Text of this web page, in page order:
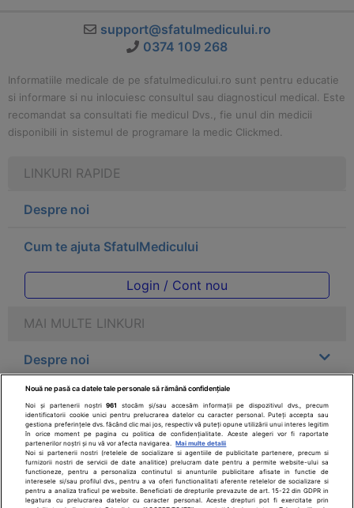
support@sfatulmedicului.ro
0374 109 268
Informatiile medicale de pe sfatulmedicului.ro sunt pentru educatie
si informare si nu inlocuiesc consultul sau diagnosticul medical. Este
recomandat sa consultati fie medicul Dvs., fie unul din medicii
disponibili in sistemul de programare la medic Clickmed.
LINKURI RAPIDE
Despre noi
Cum te ajuta SfatulMedicului
Login / Cont nou
MAI MULTE LINKURI
Despre noi
Legal
Drepturile consumatorului
Parteneri
Nouă ne pasă ca datele tale personale să rămână confidențiale
Noi și partenerii noștri961
stocăm și/sau accesăm informații pe dispozitivul dvs., precum
identificatorii cookie unici pentru prelucrarea datelor cu caracter personal. Puteți accepta sau
gestiona preferințele dvs. făcând clic mai jos, respectiv vă puteți opune utilizării unui interes legitim
în orice moment pe pagina cu politica de confidențialitate. Aceste alegeri vor fi raportate
partenerilor noștri și nu vă vor afecta navigarea.
Mai multe detalii
Noi si partenerii nostri (retelele de socializare si agentiile de publicitate partenere, precum si
furnizorii nostri de servicii de date analitice) prelucram date pentru a permite website-ului sa
functioneze, pentru a personaliza continutul si anunturile publicitare afisate in functie de
interesele si/sau profilul dvs., pentru a va oferi functionalitati aferente retelelor de socializare si
pentru a analiza traficul pe website. Beneficiati de drepturile prevazute de art. 15-22 din GDPR in
legatura cu prelucrarea datelor cu caracter personal. Aceste drepturi pot fi exercitate prin